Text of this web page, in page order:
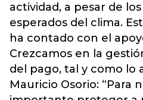
actividad, a pesar de
esperados del clima.
ha contado con el
Crezcamos en la
del pago, tal y como lo
Mauricio Osorio: “Para